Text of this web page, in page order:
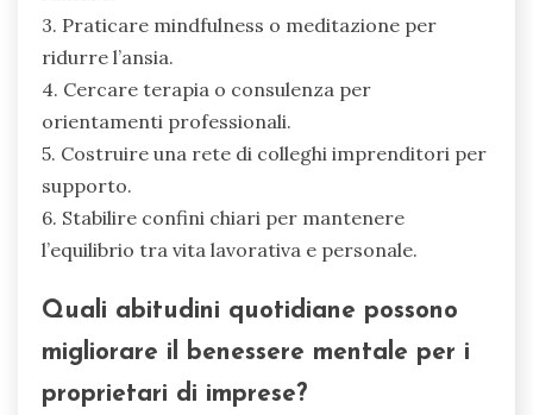
Quali passi pratici possono
intraprendere gli imprenditori
per migliorare la loro salute